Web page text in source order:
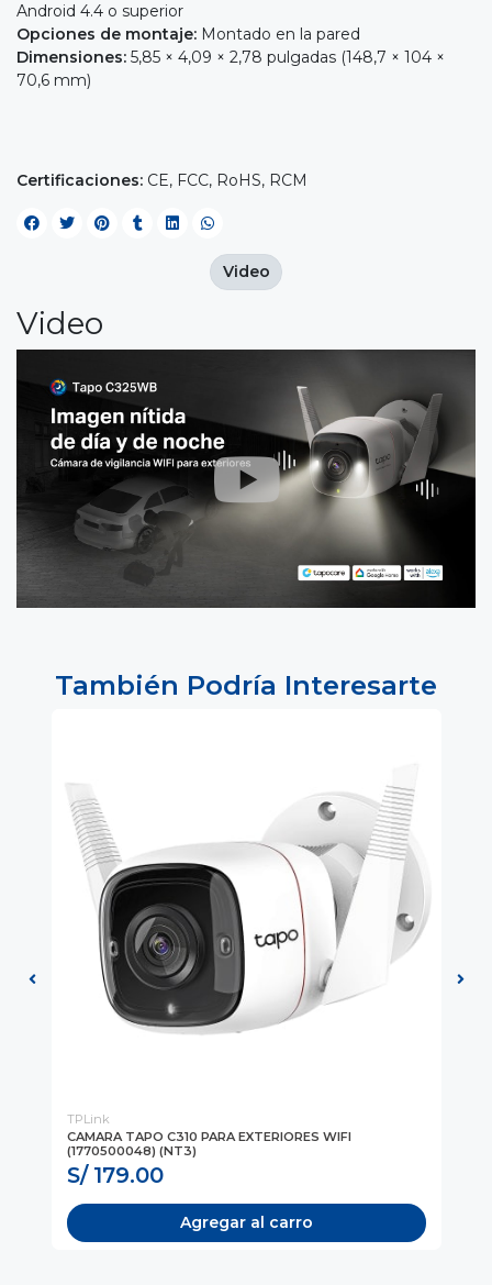
Android 4.4 o superior
Opciones de montaje: Montado en la pared
Dimensiones: 5,85 × 4,09 × 2,78 pulgadas (148,7 × 104 ×
70,6 mm)
Certificaciones: CE, FCC, RoHS, RCM
Video
Video
También Podría Interesarte
TPLink
CAMARA TAPO C310 PARA EXTERIORES WIFI
(1770500048) (NT3)
S/ 179.00
Agregar al carro